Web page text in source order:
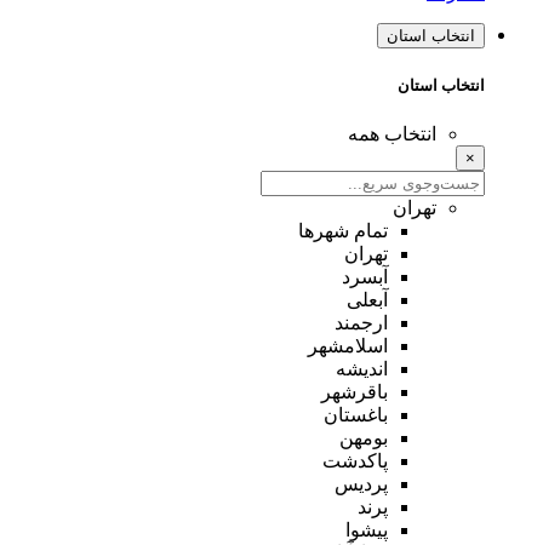
انتخاب استان
انتخاب استان
انتخاب همه
×
تهران
تمام شهر‌ها
تهران
آبسرد
آبعلی
ارجمند
اسلامشهر
اندیشه
باقرشهر
باغستان
بومهن
پاکدشت
پردیس
پرند
پیشوا